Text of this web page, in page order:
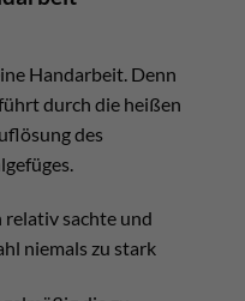
Handarbeit. Denn
durch die heißen
des
relativ sachte und
niemals zu stark